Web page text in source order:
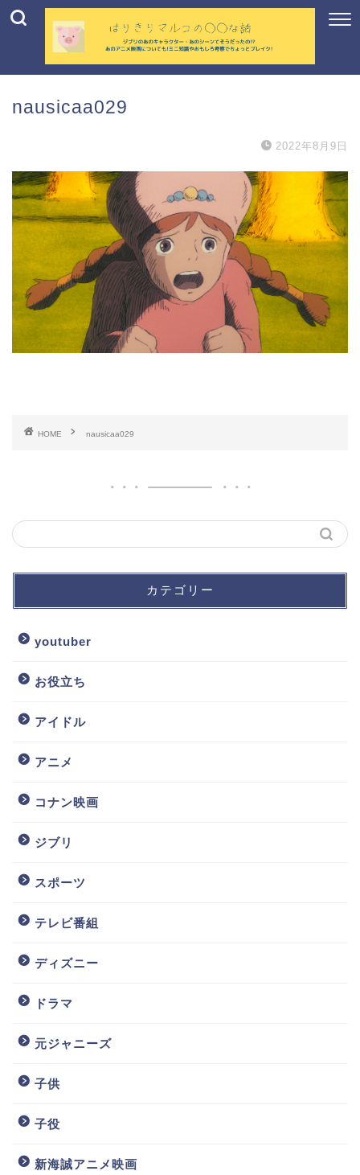
nausicaa029
2022年8月9日
HOME nausicaa029
カテゴリー
youtuber
お役立ち
アイドル
アニメ
コナン映画
ジブリ
スポーツ
テレビ番組
ディズニー
ドラマ
元ジャニーズ
子供
子役
新海誠アニメ映画